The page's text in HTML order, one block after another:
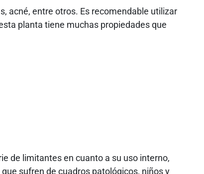
acné, entre otros. Es recomendable utilizar
planta tiene muchas propiedades que
de limitantes en cuanto a su uso interno,
sufren de cuadros patológicos, niños y